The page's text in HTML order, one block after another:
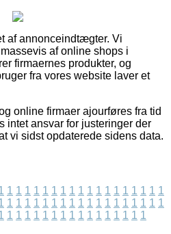
af annonceindtægter. Vi
af online shops i
firmaernes produkter, og
fra vores website laver et
online firmaer ajourføres fra tid
intet ansvar for justeringer der
vi sidst opdaterede sidens data.
1 1 1 1 1 1 1 1 1 1 1 1 1 1 1 1 1 1
1 1 1 1 1 1 1 1 1 1 1 1 1 1 1 1 1 1
1 1 1 1 1 1 1 1 1 1 1 1 1 1 1 1